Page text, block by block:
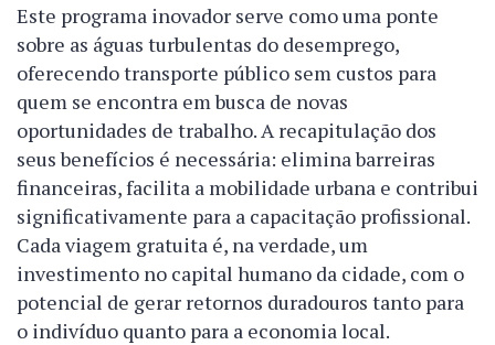
Este programa inovador serve como uma ponte
sobre as águas turbulentas do desemprego,
oferecendo transporte público sem custos para
quem se encontra em busca de novas
oportunidades de trabalho. A recapitulação dos
seus benefícios é necessária: elimina barreiras
financeiras, facilita a mobilidade urbana e contribui
significativamente para a capacitação profissional.
Cada viagem gratuita é, na verdade, um
investimento no capital humano da cidade, com o
potencial de gerar retornos duradouros tanto para
o indivíduo quanto para a economia local.